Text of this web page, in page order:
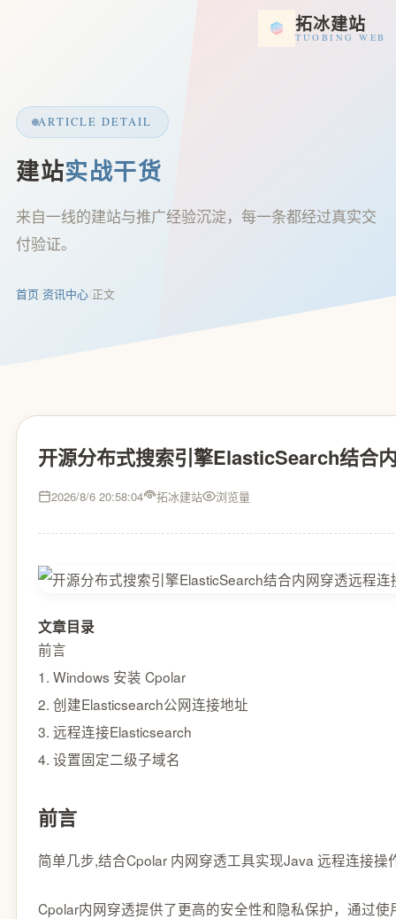
拓冰建站
TUOBING WEB
ARTICLE DETAIL
建站实战干货
来自一线的建站与推广经验沉淀，每一条都经过真实交
付验证。
首页/资讯中心/正文
开源分布式搜索引擎ElasticSearch结合
2026/8/6 20:58:04 拓冰建站 浏览量
文章目录
前言
1. Windows 安装 Cpolar
2. 创建Elasticsearch公网连接地址
3. 远程连接Elasticsearch
4. 设置固定二级子域名
前言
简单几步,结合Cpolar 内网穿透工具实现Java 远程连接
Cpolar内网穿透提供了更高的安全性和隐私保护，通过